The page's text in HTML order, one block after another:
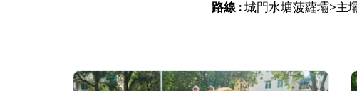
路線 :城門水塘菠蘿壩>主